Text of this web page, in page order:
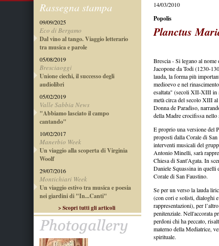
Rassegna stampa
09/09/2025
Eco di Bergamo
Dal vino al tango. Viaggio letterario
tra musica e parole
05/08/2019
Bresciaoggi
Unione ciechi, il successo degli
audiolibri
05/02/2019
Valle Sabbia News
"Abbiamo lasciato il campo
cantando"
10/02/2017
Manerbio Week
Un viaggio alla scoperta di Virginia
Woolf
29/07/2016
Montichiari Week
Un viaggio estivo tra musica e poesia
nei giardini di "In...Canti"
> Scopri tutti gli articoli
14/03/2010
Popolis
Planctus
Brescia - Si legano al
Jacopone da Todi (1230-
lauda, la forma più
medioevo e nel
esaltata" (secoli XII-XIII in
metà circa del secolo XIII
Donna de Paradiso,
della Madre crocifissa
E proprio una versione del
proposti dalla Corale di
interventi musicali del
Antonio Minelli, sarà
Chiesa di Sant'Agata. In
Daniele Squassina in quelli
Corale di San Faustino.
Se per un verso la lauda
(con cori e solisti, dialoghi
rappresentazioni), per
penitenziale. Nell'accorata
perdoni chi ha peccato,
materno della Mediatrice,
spirituale.